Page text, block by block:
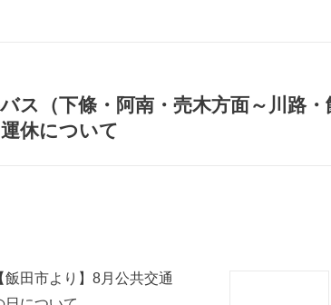
バス（下條・阿南・売木方面～川路・
休について
飯田市より】8月公共交通